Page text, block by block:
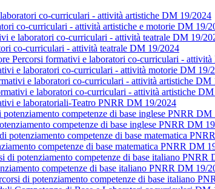
co-curriculari - attività artistiche DM 19/2024
co-curriculari - attività artistiche e motorie DM 19/
e laboratori co-curriculari - attività teatrale DM 19/
co-curriculari - attività teatrale DM 19/2024
formativi e laboratori co-curriculari -
e laboratori co-curriculari - attività motorie DM 19/
e laboratori co-curriculari - attività artistiche DM
e laboratori co-curriculari - attività artistiche
e laboratoriali-Teatro PNRR DM 19/2024
competenze di base inglese PNRR DM
competenze di base inglese PNRR DM
potenziamento competenze di base matematica
competenze di base matematica PNRR DM
di potenziamento competenze di base italiano PNRR
competenze di base italiano PNRR DM 19/
di potenziamento competenze di base italiano